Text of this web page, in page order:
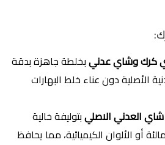
كرك وشاي عدنيبخلطة جاهزة بدقة
الأصلية دون عناء خلط البهارات
شاي العدني الاصليبتوليفة خالية
أو الألوان الكيميائية، مما يحافظ